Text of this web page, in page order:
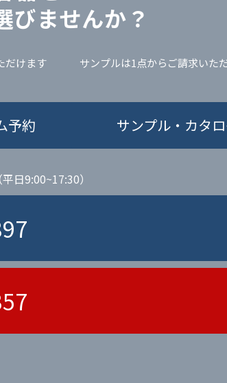
びませんか？
だけます
予約
サンプルは1点からご請求いた
サンプル・カタ
日9:00~17:30）